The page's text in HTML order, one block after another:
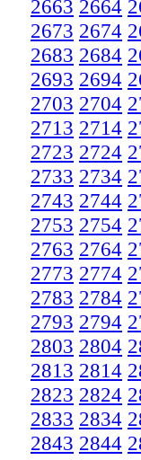
2663 2664
2673 2674
2683 2684
2693 2694
2703 2704
2713 2714
2723 2724
2733 2734
2743 2744
2753 2754
2763 2764
2773 2774
2783 2784
2793 2794
2803 2804
2813 2814
2823 2824
2833 2834
2843 2844